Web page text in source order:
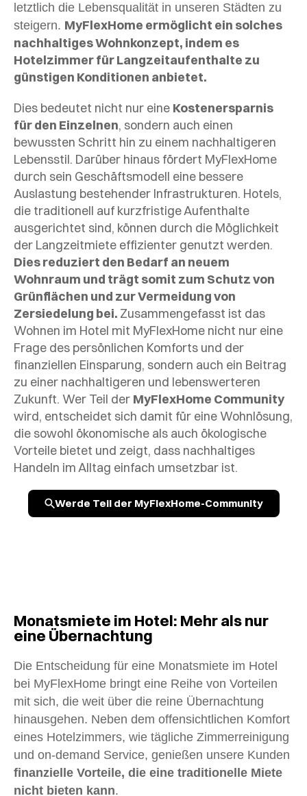
letztlich die Lebensqualität in unseren Städten zu
steigern. MyFlexHome ermöglicht ein solches
nachhaltiges Wohnkonzept, indem es
Hotelzimmer für Langzeitaufenthalte zu
günstigen Konditionen anbietet.
Dies bedeutet nicht nur eine Kostenersparnis
für den Einzelnen, sondern auch einen
bewussten Schritt hin zu einem nachhaltigeren
Lebensstil. Darüber hinaus fördert MyFlexHome
durch sein Geschäftsmodell eine bessere
Auslastung bestehender Infrastrukturen. Hotels,
die traditionell auf kurzfristige Aufenthalte
ausgerichtet sind, können durch die Möglichkeit
der Langzeitmiete effizienter genutzt werden.
Dies reduziert den Bedarf an neuem
Wohnraum und trägt somit zum Schutz von
Grünflächen und zur Vermeidung von
Zersiedelung bei. Zusammengefasst ist das
Wohnen im Hotel mit MyFlexHome nicht nur eine
Frage des persönlichen Komforts und der
finanziellen Einsparung, sondern auch ein Beitrag
zu einer nachhaltigeren und lebenswerteren
Zukunft. Wer Teil der MyFlexHome Community
wird, entscheidet sich damit für eine Wohnlösung,
die sowohl ökonomische als auch ökologische
Vorteile bietet und zeigt, dass nachhaltiges
Handeln im Alltag einfach umsetzbar ist.
Werde Teil der MyFlexHome-Community
Monatsmiete im Hotel: Mehr als nur
eine Übernachtung
Die Entscheidung für eine Monatsmiete im Hotel
bei MyFlexHome bringt eine Reihe von Vorteilen
mit sich, die weit über die reine Übernachtung
hinausgehen. Neben dem offensichtlichen Komfort
eines Hotelzimmers, wie tägliche Zimmerreinigung
und on-demand Service, genießen unsere Kunden
finanzielle Vorteile, die eine traditionelle Miete
nicht bieten kann.